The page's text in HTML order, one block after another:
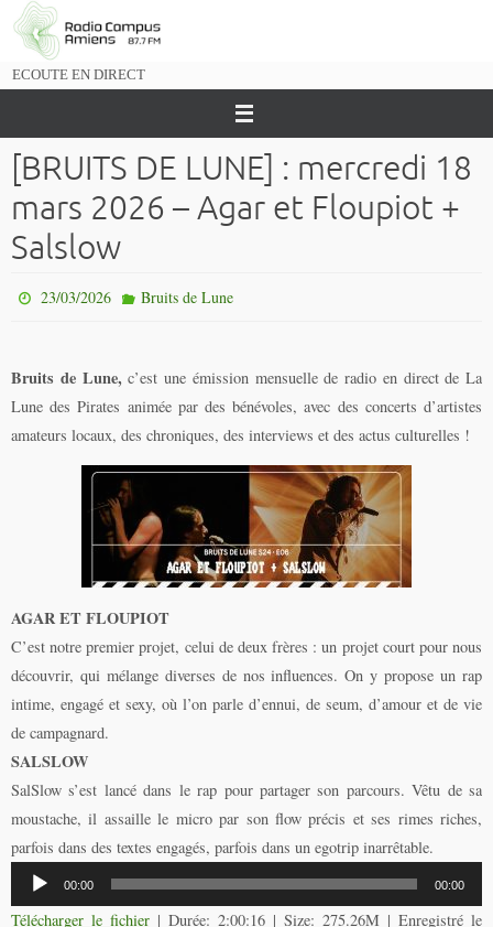
Passer
vers
ECOUTE EN DIRECT
[BRUITS DE LUNE] : mercredi 18
mars 2026 – Agar et Floupiot +
Salslow
23/03/2026 Bruits de Lune
Bruits de Lune,c’est une émission mensuelle de radio en direct de La
Lune des Pirates animée par des bénévoles, avec des concerts d’artistes
amateurs locaux, des chroniques, des interviews et des actus culturelles !
AGAR ET FLOUPIOT
C’est notre premier projet, celui de deux frères : un projet court pour nous
découvrir, qui mélange diverses de nos influences. On y propose un rap
intime, engagé et sexy, où l’on parle d’ennui, de seum, d’amour et de vie
de campagnard.
SALSLOW
SalSlow s’est lancé dans le rap pour partager son parcours. Vêtu de sa
moustache, il assaille le micro par son flow précis et ses rimes riches,
parfois dans des textes engagés, parfois dans un egotrip inarrêtable.
Lecteur
audio
00:00 00:00
Télécharger le fichier | Durée: 2:00:16 | Size: 275.26M | Enregistré le